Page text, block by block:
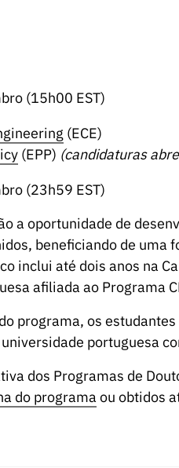
(15h00 EST)
(ECE)
(EPP) (candidaturas
(23h59 EST)
a oportunidade de
beneficiando de
inclui até dois anos na
afiliada ao Programa
programa, os
portuguesa
dos Programas de
do programaou obtidos